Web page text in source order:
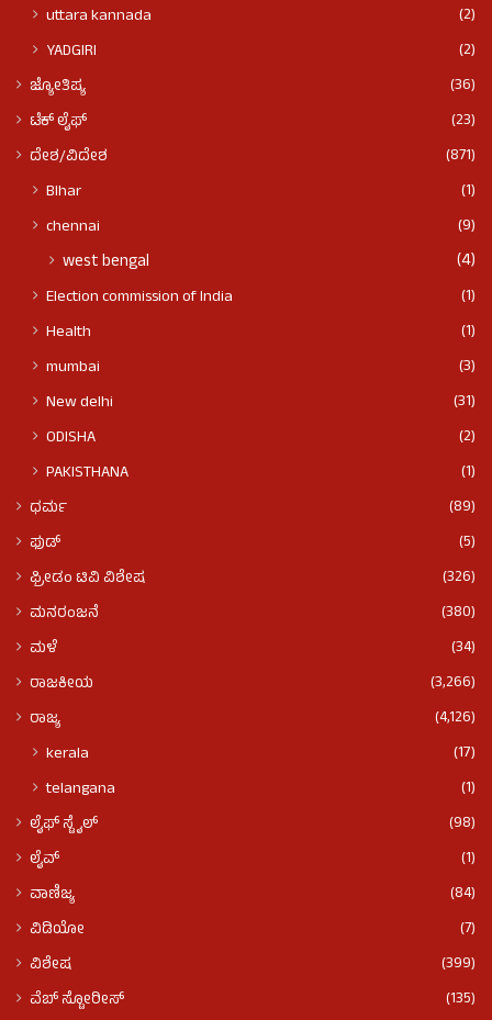
uttara kannada
(2)
YADGIRI
(2)
ಜ್ಯೋತಿಷ್ಯ
(36)
ಟೆಕ್ ಲೈಫ್
(23)
ದೇಶ/ವಿದೇಶ
(871)
BIhar
(1)
chennai
(9)
west bengal (4)
Election commission of India
(1)
Health
(1)
mumbai
(3)
New delhi
(31)
ODISHA
(2)
PAKISTHANA
(1)
ಧರ್ಮ
(89)
ಫುಡ್​​
(5)
ಫ್ರೀಡಂ ಟಿವಿ ವಿಶೇಷ
(326)
ಮನರಂಜನೆ
(380)
ಮಳೆ
(34)
ರಾಜಕೀಯ
(3,266)
ರಾಜ್ಯ
(4,126)
kerala
(17)
telangana
(1)
ಲೈಫ್ ಸ್ಟೈಲ್
(98)
ಲೈವ್
(1)
ವಾಣಿಜ್ಯ
(84)
ವಿಡಿಯೋ
(7)
ವಿಶೇಷ
(399)
ವೆಬ್ ಸ್ಟೋರೀಸ್
(135)